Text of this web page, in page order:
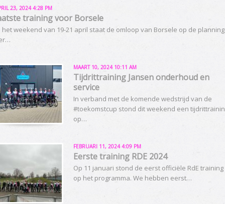
23, 2024 4:28 PM
training voor Borsele
het weekend van 19-21 april staat de omloop van Borsele op de
MAART 10, 2024 10:11 AM
Tijdrittraining Jansen onderhoud en
service
In verband met de komende wedstrijd van de
#toekomstcup stond dit weekend een
op…
FEBRUARI 11, 2024 4:09 PM
Eerste training RDE 2024
Op 11 januari stond de eerst officiële RdE training
op het programma. We hebben eerst…